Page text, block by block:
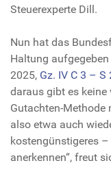
Steuerexperte Dill.
Nun hat das
Haltung aufgegeben
2025, Gz. IV C 3 –
daraus gibt es
Gutachten-Methode
also etwa auch
kostengünstigeres
anerkennen“, freut